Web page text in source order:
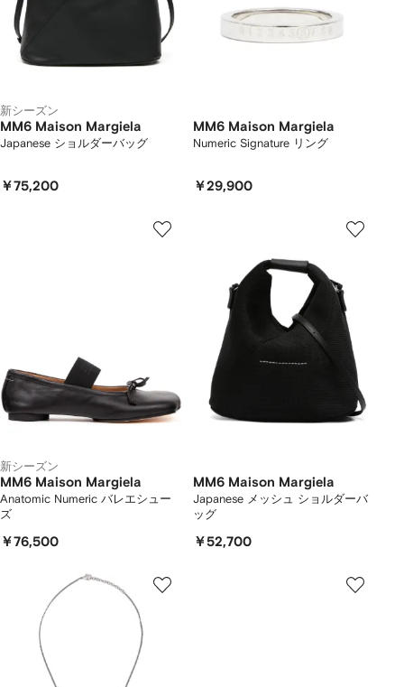
新シーズン
MM6 Maison Margiela
Japanese ショルダーバッグ
￥75,200
MM6 Maison Margiela
Numeric Signature リング
￥29,900
新シーズン
MM6 Maison Margiela
Anatomic Numeric バレエシュー
ズ
￥76,500
MM6 Maison Margiela
Japanese メッシュ ショルダーバ
ッグ
￥52,700